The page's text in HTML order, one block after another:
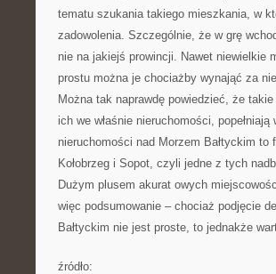
tematu szukania takiego mieszkania, w
zadowolenia. Szczególnie, że w grę
nie na jakiejś prowincji. Nawet niewielkie
prostu można je chociażby wynająć za
Można tak naprawdę powiedzieć, że
ich we właśnie nieruchomości,
nieruchomości nad Morzem Bałtyckim
Kołobrzeg i Sopot, czyli jedne z tych
Dużym plusem akurat owych
więc podsumowanie – chociaż podjęcie
Bałtyckim nie jest proste, to jednakże
źródło: